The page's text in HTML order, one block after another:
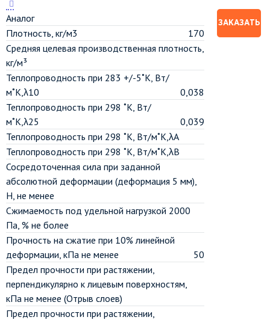
Аналог
Плотность, кг/м3
170
Средняя целевая производственная плотность,
кг/м³
Теплопроводность при 283 +/-5˚К, Вт/
м˚К,λ10
0,038
Теплопроводность при 298 ˚К, Вт/
м˚К,λ25
0,039
Теплопроводность при 298 ˚К, Вт/м˚К,λА
Теплопроводность при 298 ˚К, Вт/м˚К,λВ
Сосредоточенная сила при заданной
абсолютной деформации (деформация 5 мм),
Н, не менее
Сжимаемость под удельной нагрузкой 2000
Па, % не более
Прочность на сжатие при 10% линейной
деформации, кПа не менее
50
Предел прочности при растяжении,
перпендикулярно к лицевым поверхностям,
кПа не менее (Отрыв слоев)
Предел прочности при растяжении,
ЗАКАЗАТЬ